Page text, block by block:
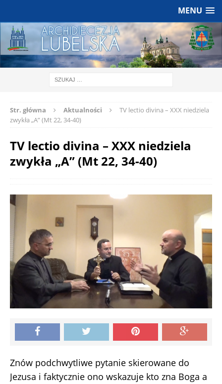
MENU
Str. główna Aktualności
TV lectio divina – XXX niedziela
zwykła „A” (Mt 22, 34-40)
TV lectio divina – XXX niedziela
zwykła „A” (Mt 22, 34-40)
Znów podchwytliwe pytanie skierowane do
Jezusa i faktycznie ono wskazuje kto zna Boga a